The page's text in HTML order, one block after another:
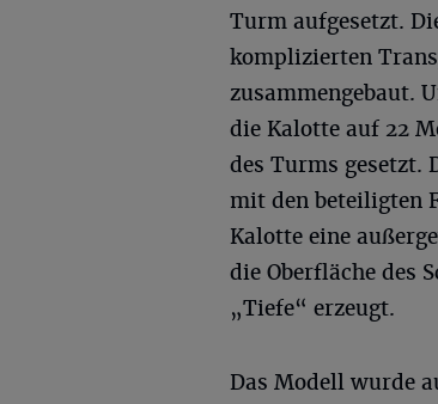
Turm aufgesetzt.
komplizierten
zusammengebaut.
die Kalotte auf 22
des Turms gesetzt.
mit den beteiligten
Kalotte eine
die Oberfläche des
„Tiefe“ erzeugt.
Das Modell wurde